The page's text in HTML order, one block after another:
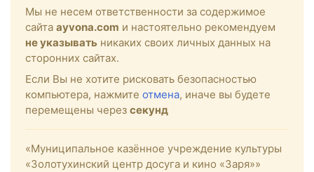
Мы не несем ответственности за содержимое
сайта ayvona.com и настоятельно рекомендуем
не указывать никаких своих личных данных на
сторонних сайтах.
Если Вы не хотите рисковать безопасностью
компьютера, нажмите отмена, иначе вы будете
перемещены через секунд
«Муниципальное казённое учреждение культуры
«Золотухинский центр досуга и кино «Заря»»